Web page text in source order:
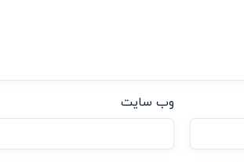
وب‌ سایت